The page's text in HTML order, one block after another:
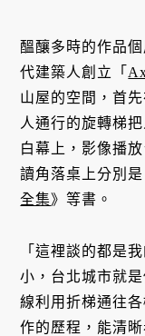
醞釀多時的作品
代建築人創立「
山屋的空間，首
人通行的旋轉梯
白幕上，影像播
讀角落桌上分別是
全集》等書。
「這裡談的都是
小，台北城市就
線利用折梯通往
作的歷程，能清